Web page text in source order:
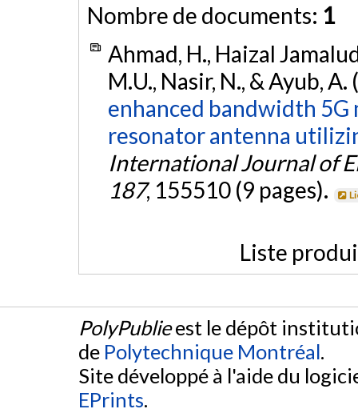
Nombre de documents: 1
Ahmad, H., Haizal
M.U., Nasir, N., & Ayub,
enhanced bandwidth
resonator antenna
International Journal of
187, 155510 (9 pages).
Liste
PolyPublieest le dépôt
de Polytechnique Montréal.
Site développé à l'aide du
EPrints.